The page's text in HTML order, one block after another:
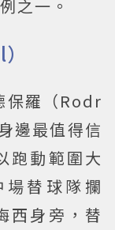
之一。
保羅（Rodr
邊最值得信
跑動範圍大
替球隊攔
西身旁，替